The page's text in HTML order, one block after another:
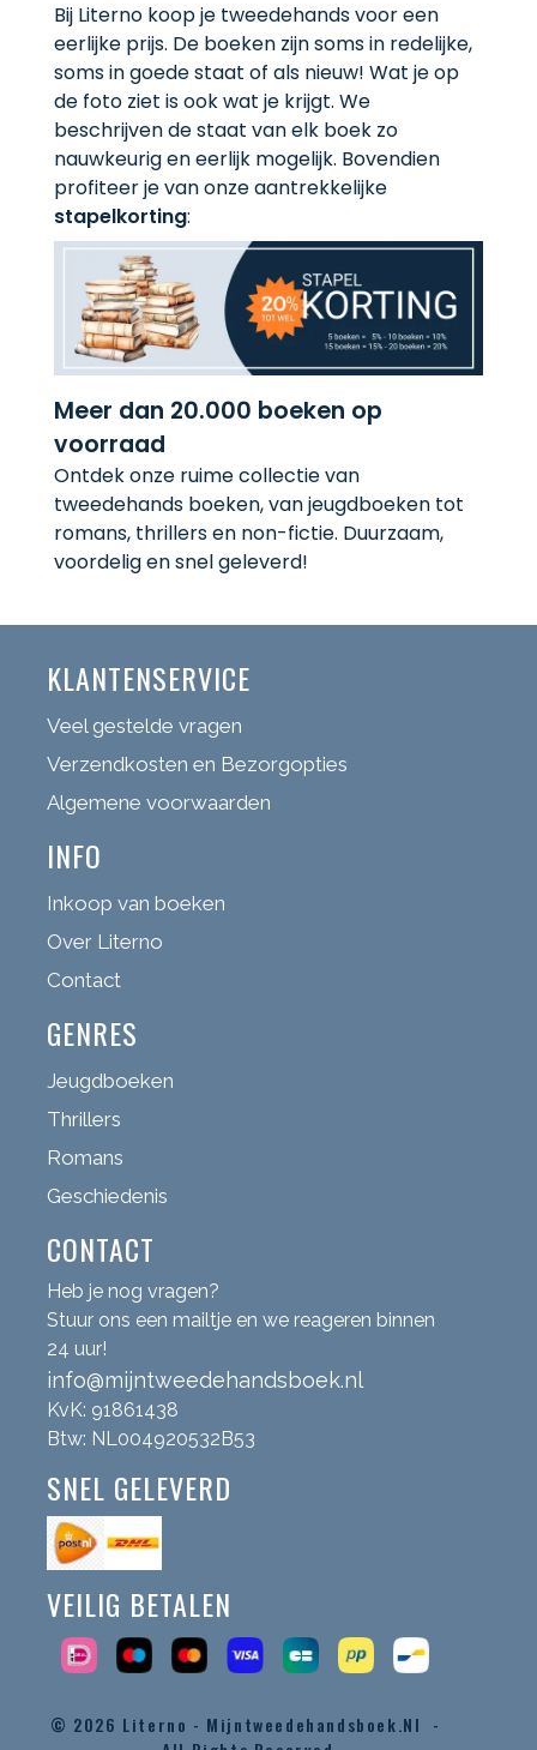
Bij Literno koop je tweedehands voor een
eerlijke prijs. De boeken zijn soms in redelijke,
soms in goede staat of als nieuw! Wat je op
de foto ziet is ook wat je krijgt. We
beschrijven de staat van elk boek zo
nauwkeurig en eerlijk mogelijk. Bovendien
profiteer je van onze aantrekkelijke
stapelkorting:
Meer dan 20.000 boeken op
voorraad
Ontdek onze ruime collectie van
tweedehands boeken, van jeugdboeken tot
romans, thrillers en non-fictie. Duurzaam,
voordelig en snel geleverd!
KLANTENSERVICE
Veel gestelde vragen
Verzendkosten en Bezorgopties
Algemene voorwaarden
INFO
Inkoop van boeken
Over Literno
Contact
GENRES
Jeugdboeken
Thrillers
Romans
Geschiedenis
CONTACT
Heb je nog vragen?
Stuur ons een mailtje en we reageren binnen
24 uur!
info@mijntweedehandsboek.nl
KvK: 91861438
Btw: NL004920532B53
SNEL GELEVERD
VEILIG BETALEN
© 2026 Literno - Mijntweedehandsboek.nl -